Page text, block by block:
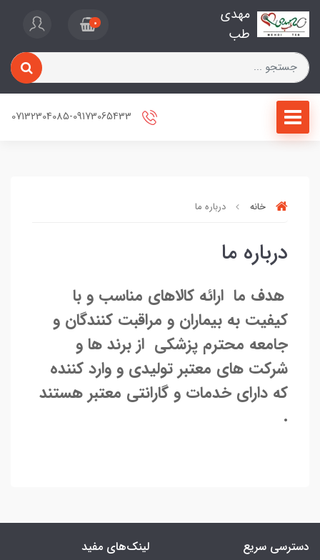
مهدی
طب
0
خانه درباره ما
درباره ما
هدف ما ارائه کالاهای مناسب و با
کیفیت به بیماران و مراقبت کنندگان و
جامعه محترم پزشکی از برند ها و
شرکت های معتبر تولیدی و وارد کننده
که دارای خدمات و گارانتی معتبر هستند
.
دسترسی سریع لینک‌های مفید